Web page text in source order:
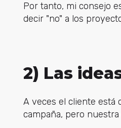
Por tanto, mi consejo
decir "no" a los
2) Las
A veces el cliente está
campaña, pero